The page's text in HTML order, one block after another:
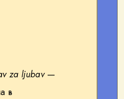
za ljubav—
в